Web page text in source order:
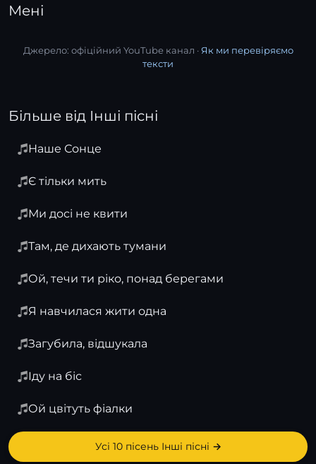
Мені
Джерело: офіційний YouTube канал · Як ми перевіряємо
тексти
Більше від Інші пісні
Наше Сонце
Є тільки мить
Ми досі не квити
Там, де дихають тумани
Ой, течи ти ріко, понад берегами
Я навчилася жити одна
Загубила, відшукала
Іду на біс
Ой цвітуть фіалки
Усі 10 пісень Інші пісні →